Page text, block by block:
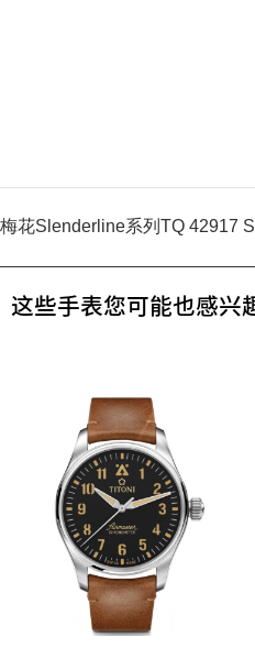
梅花Slenderline系列TQ 42917
这些手表您可能也感兴